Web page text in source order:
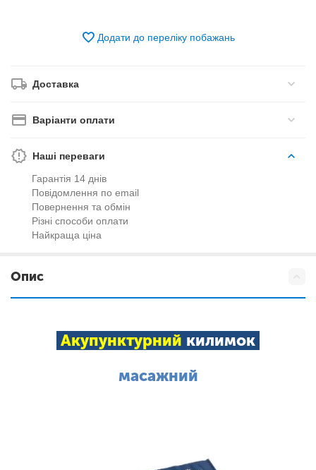
Додати до переліку побажань
Доставка
Варіанти оплати
Наші переваги
Гарантія 14 днів
Повідомлення по email
Повернення та обмін
Різні способи оплати
Найкраща ціна
Опис
Акупунктурний килимок
масажний